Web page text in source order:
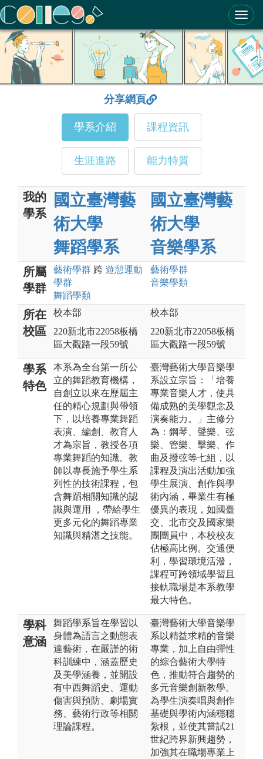
ColleGo! 大學選才與高中育才輔助系統
分享網頁
學系介紹 課程資訊
生涯進路 能力特質
我的
學系
國立臺灣藝
術大學
舞蹈學系
國立臺灣藝
術大學
音樂學系
所屬
學群
藝術學群 跨 遊憩運動
學群
舞蹈學類
藝術學群
音樂學類
所在
校區
校本部
220新北市22058板橋
區大觀路一段59號
校本部
220新北市22058板橋
區大觀路一段59號
學系
特色
本系為全台第一所公
立的舞蹈教育機構，
自創立以來在歷屆主
任的精心規劃與帶領
下，以培養專業舞蹈
表演、編創、教育人
才為宗旨，教授各項
專業舞蹈的知識。教
師以專長施予學生系
列性的技術課程，包
含舞蹈相關知識的認
識與運用 ，帶給學生
更多元化的舞蹈專業
知識與精湛之技能。
臺灣藝術大學音樂學
系設立宗旨：「培養
專業音樂人才，使具
備成熟的美學觀念及
演奏能力。」主修分
為：鋼琴、聲樂、弦
樂、管樂、擊樂、作
曲及撥弦等七組，以
課程及演出活動加強
學生展演、創作與學
術內涵，畢業生有極
優異的表現，如國臺
交、北市交及國家樂
團團員中，本校校友
佔極高比例。交通便
利，學習環境活潑，
課程可跨領域學習且
接軌職場是本系教學
最大特色。
學科
意涵
舞蹈學系旨在學習以
身體為語言之動態表
達藝術，在嚴謹的術
科訓練中，涵蓋歷史
及美學涵養，並開設
有中西舞蹈史、運動
傷害與預防、劇場實
務、藝術行政等相關
理論課程。
臺灣藝術大學音樂學
系以精益求精的音樂
專業，加上自由彈性
的綜合藝術大學特
色，推動符合趨勢的
多元音樂創新教學。
為學生演奏唱與創作
基礎與學術內涵穩穩
紮根，並使其嘗試21
世紀跨界新興趨勢，
加強其在職場專業上